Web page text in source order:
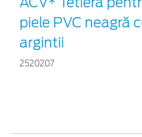
piele PVC neagră
argintii
2520207